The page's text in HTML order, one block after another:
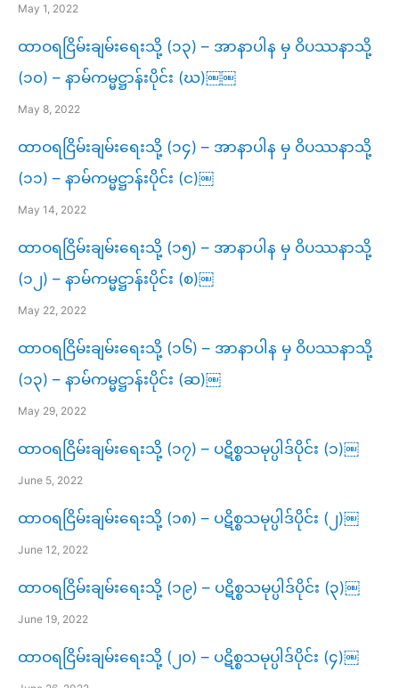
May 1, 2022
ထာဝရငြိမ်းချမ်းရေးသို့ (၁၃) – အာနာပါန မှ ဝိပဿနာသို့
(၁၀) – နာမ်ကမ္မဋ္ဌာန်းပိုင်း (ဃ)￼￼
May 8, 2022
ထာဝရငြိမ်းချမ်းရေးသို့ (၁၄) – အာနာပါန မှ ဝိပဿနာသို့
(၁၁) – နာမ်ကမ္မဋ္ဌာန်းပိုင်း (င)￼
May 14, 2022
ထာဝရငြိမ်းချမ်းရေးသို့ (၁၅) – အာနာပါန မှ ဝိပဿနာသို့
(၁၂) – နာမ်ကမ္မဋ္ဌာန်းပိုင်း (စ)￼
May 22, 2022
ထာဝရငြိမ်းချမ်းရေးသို့ (၁၆) – အာနာပါန မှ ဝိပဿနာသို့
(၁၃) – နာမ်ကမ္မဋ္ဌာန်းပိုင်း (ဆ)￼
May 29, 2022
ထာဝရငြိမ်းချမ်းရေးသို့ (၁၇) – ပဋိစ္စသမုပ္ပါဒ်ပိုင်း (၁)￼
June 5, 2022
ထာဝရငြိမ်းချမ်းရေးသို့ (၁၈) – ပဋိစ္စသမုပ္ပါဒ်ပိုင်း (၂)￼
June 12, 2022
ထာဝရငြိမ်းချမ်းရေးသို့ (၁၉) – ပဋိစ္စသမုပ္ပါဒ်ပိုင်း (၃)￼
June 19, 2022
ထာဝရငြိမ်းချမ်းရေးသို့ (၂၀) – ပဋိစ္စသမုပ္ပါဒ်ပိုင်း (၄)￼